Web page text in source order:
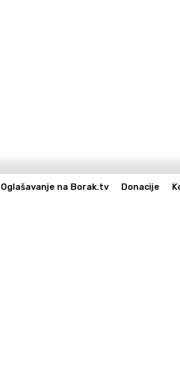
Oglašavanje na Borak.tv Donacije